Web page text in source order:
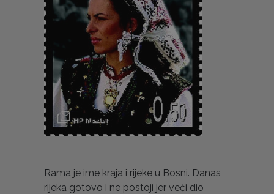
Rama je ime kraja i rijeke u Bosni. Danas
rijeka gotovo i ne postoji jer veći dio